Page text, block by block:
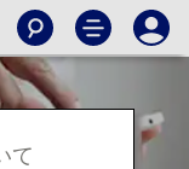
て